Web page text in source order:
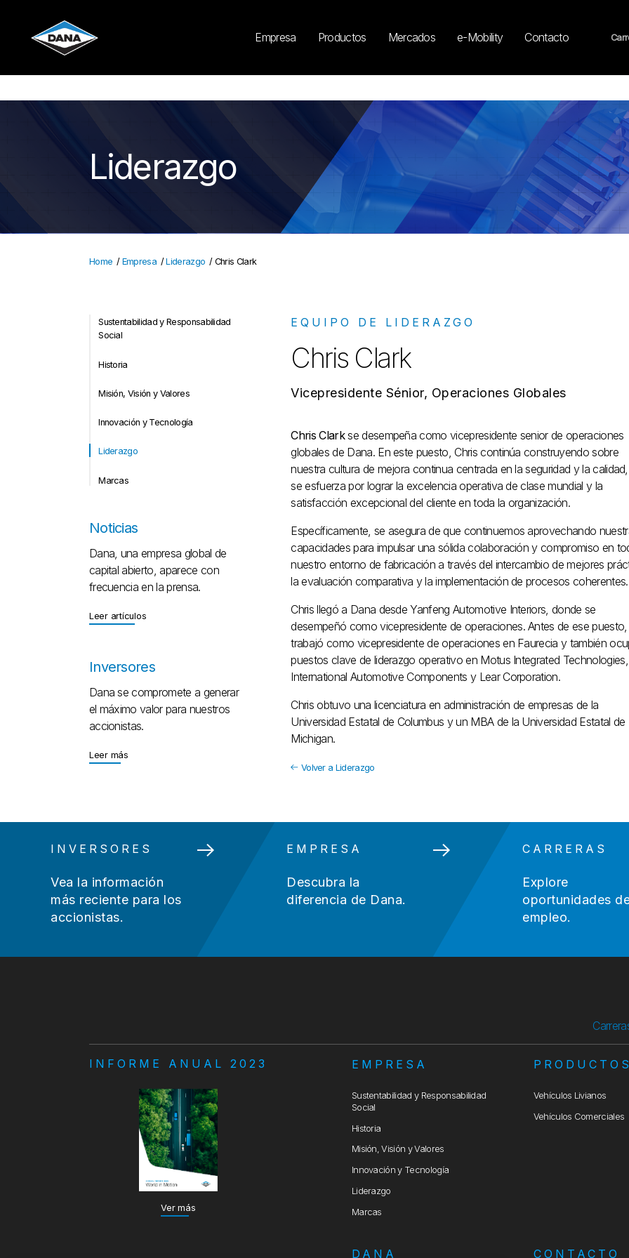
Empresa Productos Mercados e-Mobility Contacto
Liderazgo
Home / Empresa /Liderazgo / Chris Clark
Sustentabilidad y Responsabilidad
Social
Historia
Misión, Visión y Valores
Innovación y Tecnología
Liderazgo
Marcas
Noticias
Dana, una empresa global de
capital abierto, aparece con
frecuencia en la prensa.
Leer artículosLeer artículos
Inversores
Dana se compromete a generar
el máximo valor para nuestros
accionistas.
Leer másLeer más
EQUIPO DE LIDERAZGO
Chris Clark
Vicepresidente Sénior, Operaciones Globales
Chris Clarkse desempeña como vicepresidente senior de operaciones
globales de Dana. En este puesto, Chris continúa construyendo sobre
nuestra cultura de mejora continua centrada en la seguridad y la
se esfuerza por lograr la excelencia operativa de clase mundial y la
satisfacción excepcional del cliente en toda la organización.
Específicamente, se asegura de que continuemos aprovechando
capacidades para impulsar una sólida colaboración y compromiso en
nuestro entorno de fabricación a través del intercambio de mejores
la evaluación comparativa y la implementación de procesos coherentes.
Chris llegó a Dana desde Yanfeng Automotive Interiors, donde se
desempeñó como vicepresidente de operaciones. Antes de ese puesto,
trabajó como vicepresidente de operaciones en Faurecia y también
puestos clave de liderazgo operativo en Motus Integrated Technologies,
International Automotive Components y Lear Corporation.
Chris obtuvo una licenciatura en administración de empresas de la
Universidad Estatal de Columbus y un MBA de la Universidad Estatal de
Michigan.
Volver a Liderazgo
INVERSORES
Vea la información
más reciente para los
accionistas.
EMPRESA
Descubra la
diferencia de Dana.
CARRERAS
Explore
oportunidades
empleo.
INFORME ANUAL 2023
Ver más
EMPRESA
Sustentabilidad y Responsabilidad
Social
Historia
Misión, Visión y Valores
Innovación y Tecnología
Liderazgo
Marcas
PRODUCTOS
Vehículos Livianos
Vehículos Comerciales
DANA CONTACTO